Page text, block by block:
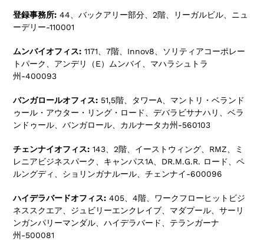
登録事務所: 44、バックアリー部分、2階、リーガルビル、ニュ
ーデリー-110001
ムンバイオフィス: 1171、7階、Innov8、ソリティアコーポレー
トパーク、アンデリ（E）ムンバイ、マハラシュトラ
州-400093
バンガロールオフィス: 51,5階、タワーA、マントリ・ベランド
ゥール・アウター・リング・ロード、デバラビサナハリ、ベラ
ンドゥール、バンガロール、カルナータカ州-560103
チェンナイオフィス: 143、2階、イーストウィング、RMZ、ミ
レニアビジネスパーク、キャンパス1A、DR.M.G.R. ロード、ペ
ルングディ、ショリンガナルール、チェンナイ-600096
ハイデラバードオフィス: 405、4階、ワークフローヒットビジ
ネススクエア、ジュビリーエンクレイブ、マダプール、サーリ
ンガンパリーマンダル、ハイデラバード、テランガーナ
州-500081